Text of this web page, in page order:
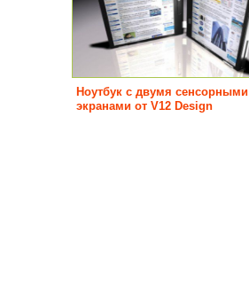
Ноутбук с двумя сенсорными
экранами от V12 Design